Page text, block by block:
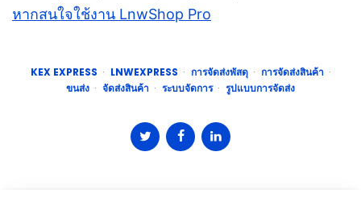
หากสนใจใช้งาน LnwShop Pro
KEX EXPRESS LNWEXPRESS การจัดส่งพัสดุ
การจัดส่งสินค้า
ขนส่ง
จัดส่งสินค้า ระบบจัดการ รูปแบบการจัดส่ง